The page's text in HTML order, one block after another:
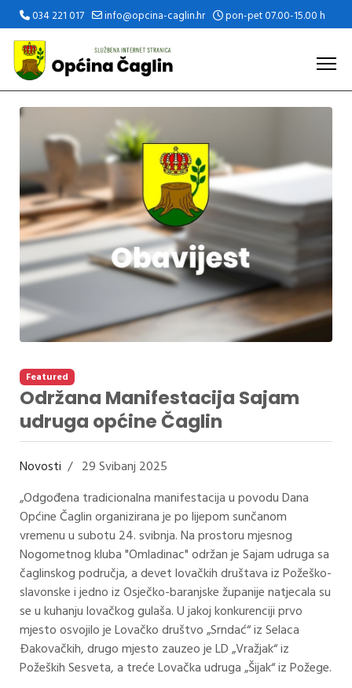
034 221 017 info@opcina-caglin.hr pon-pet 07.00-15.00 h
Featured
Održana Manifestacija Sajam
udruga općine Čaglin
Novosti
29 Svibanj 2025
„Odgođena tradicionalna manifestacija u povodu Dana
Općine Čaglin organizirana je po lijepom sunčanom
vremenu u subotu 24. svibnja. Na prostoru mjesnog
Nogometnog kluba "Omladinac" održan je Sajam udruga sa
čaglinskog područja, a devet lovačkih društava iz Požeško-
slavonske i jedno iz Osječko-baranjske županije natjecala su
se u kuhanju lovačkog gulaša. U jakoj konkurenciji prvo
mjesto osvojilo je Lovačko društvo „Srndać“ iz Selaca
Đakovačkih, drugo mjesto zauzeo je LD „Vražjak“ iz
Požeških Sesveta, a treće Lovačka udruga „Šijak“ iz Požege.